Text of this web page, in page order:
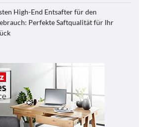
High-End Entsafter für den
Perfekte Saftqualität für Ihr